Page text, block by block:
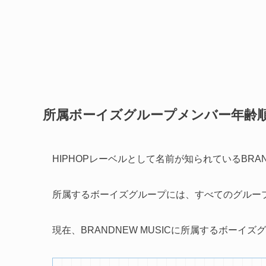
所属ボーイズグループメンバー年齢
HIPHOPレーベルとして名前が知られている
所属するボーイズグループには、すべてのグル
現在、BRANDNEW MUSICに所属するボーイズ